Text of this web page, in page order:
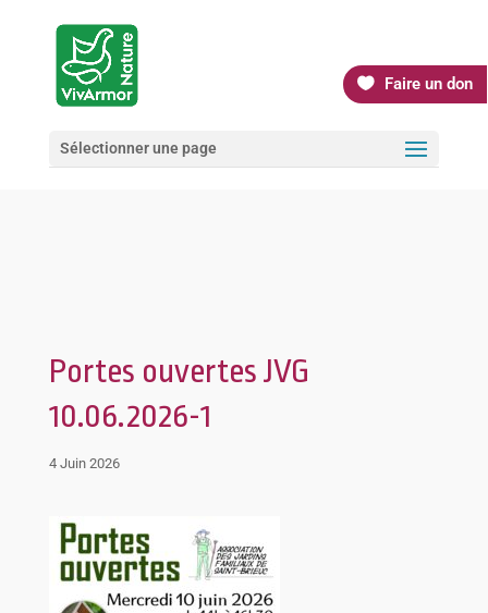
Faire un don
Sélectionner une page
Portes ouvertes JVG
10.06.2026-1
4 Juin 2026